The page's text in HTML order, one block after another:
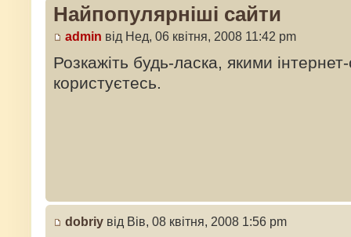
Найпопулярніші сайти
admin від Нед, 06 квітня, 2008 11:42 pm
Розкажіть будь-ласка, якими
користуєтесь.
dobriy від Вів, 08 квітня, 2008 1:56 pm